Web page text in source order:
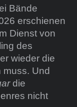
Bände
erschienen
Dienst von
des
wieder die
Und
die
nicht